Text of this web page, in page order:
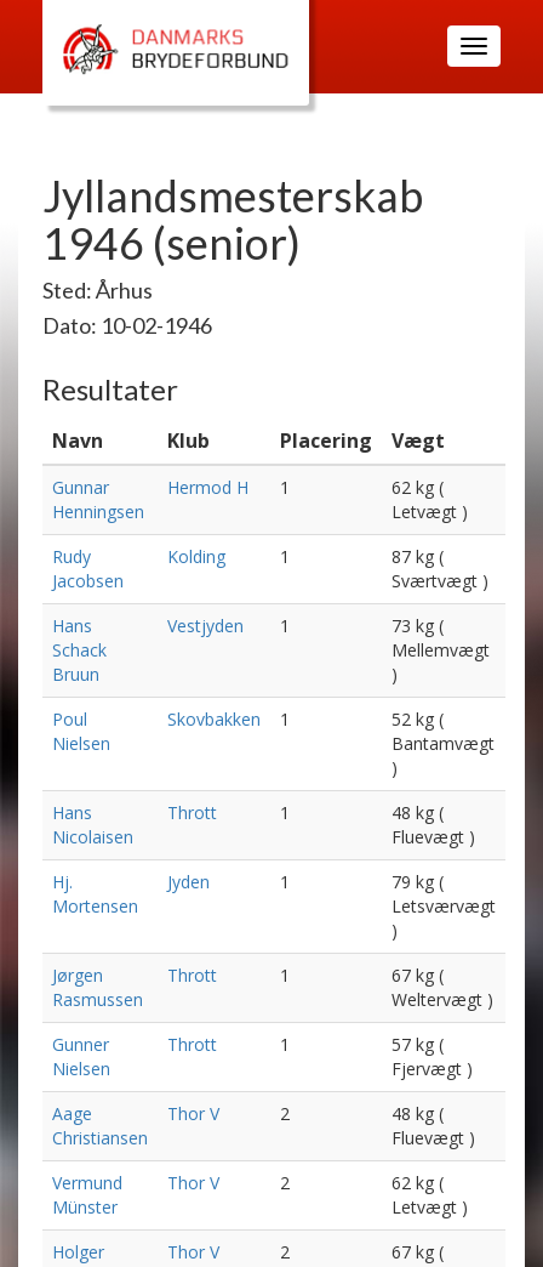
Toggle
navigation
Jyllandsmesterskab
1946 (senior)
Sted: Århus
Dato: 10-02-1946
Resultater
Navn Klub Placering Vægt
Gunnar
Henningsen
Hermod H 1
62 kg (
Letvægt )
Rudy
Jacobsen
Kolding 1
87 kg (
Sværtvægt )
Hans
Schack
Bruun
Vestjyden 1
73 kg (
Mellemvægt
)
Poul
Nielsen
Skovbakken 1
52 kg (
Bantamvægt
)
Hans
Nicolaisen
Thrott 1
48 kg (
Fluevægt )
Hj.
Mortensen
Jyden 1
79 kg (
Letsværvægt
)
Jørgen
Rasmussen
Thrott 1
67 kg (
Weltervægt )
Gunner
Nielsen
Thrott 1
57 kg (
Fjervægt )
Aage
Christiansen
Thor V 2
48 kg (
Fluevægt )
Vermund
Münster
Thor V 2
62 kg (
Letvægt )
Holger
Thor V 2
67 kg (